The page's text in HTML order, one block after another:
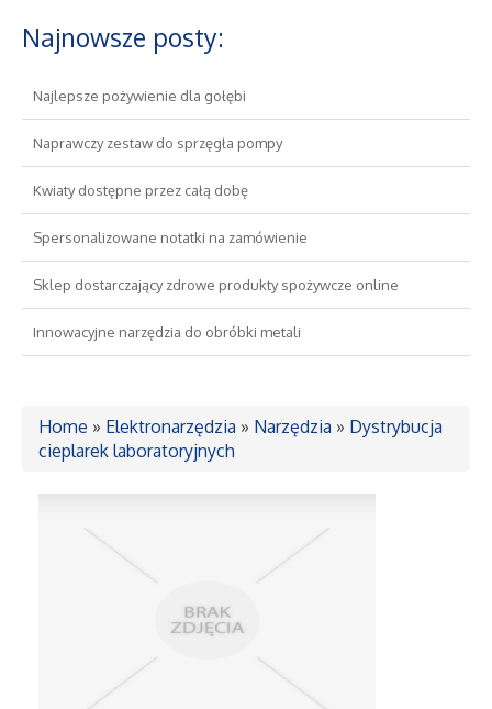
Nieruchomości
Drzwi i Okna
Nieruchomości, Działki
Domy, Mieszkania
Wykształcenie
Kursy Językowe
Sprzedaż Interntowa
Najnowsze posty:
Najlepsze pożywienie dla gołębi
Naprawczy zestaw do sprzęgła pompy
Kwiaty dostępne przez całą dobę
Spersonalizowane notatki na zamówienie
Sklep dostarczający zdrowe produkty spożywcze online
Innowacyjne narzędzia do obróbki metali
Home » Elektronarzędzia » Narzędzia » Dystrybucja
cieplarek laboratoryjnych